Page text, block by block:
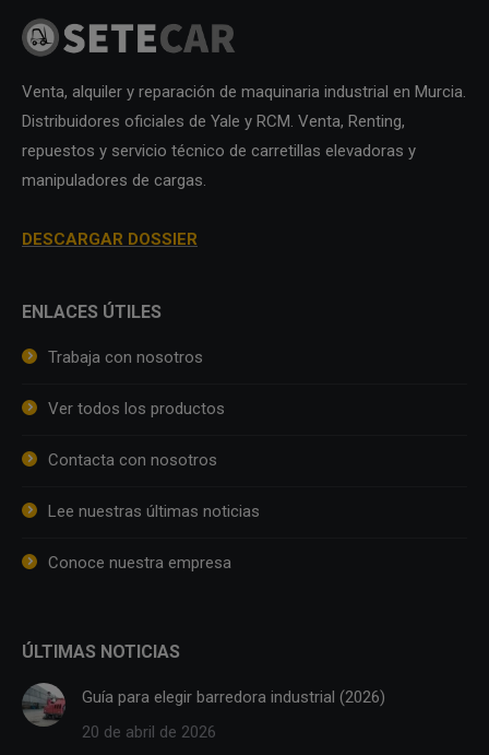
Venta, alquiler y reparación de maquinaria industrial en Murcia.
Distribuidores oficiales de Yale y RCM. Venta, Renting,
repuestos y servicio técnico de carretillas elevadoras y
manipuladores de cargas.
DESCARGAR DOSSIER
ENLACES ÚTILES
Trabaja con nosotros
Ver todos los productos
Contacta con nosotros
Lee nuestras últimas noticias
Conoce nuestra empresa
ÚLTIMAS NOTICIAS
Guía para elegir barredora industrial (2026)
20 de abril de 2026